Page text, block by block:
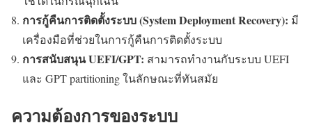
การกู้คืนการติดตั้งระบบ (System Deployment Recovery): มี
เครื่องมือที่ช่วยในการกู้คืนการติดตั้งระบบ
การสนับสนุน UEFI/GPT: สามารถทำงานกับระบบ UEFI
และ GPT partitioning ในลักษณะที่ทันสมัย
ความต้องการของระบบ